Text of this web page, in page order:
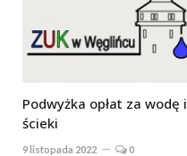
Podwyżka opłat za wodę i
ścieki
9 listopada 2022 0